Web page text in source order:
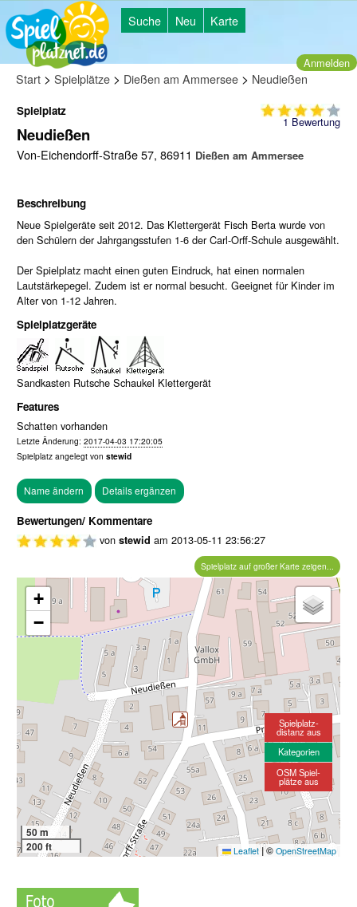
Suche Neu Karte
Anmelden
Start > Spielplätze > Dießen am Ammersee > Neudießen
1Bewertung
Spielplatz
Neudießen
Von-Eichendorff-Straße 57, 86911 Dießen am Ammersee
Beschreibung
Neue Spielgeräte seit 2012. Das Klettergerät Fisch Berta wurde von
den Schülern der Jahrgangsstufen 1-6 der Carl-Orff-Schule ausgewählt.
Der Spielplatz macht einen guten Eindruck, hat einen normalen
Lautstärkepegel. Zudem ist er normal besucht. Geeignet für Kinder im
Alter von 1-12 Jahren.
Spielplatzgeräte
Sandkasten Rutsche Schaukel Klettergerät
Features
Schatten vorhanden
Letzte Änderung: 2017-04-03 17:20:05
Spielplatz angelegt von stewid
Bewertungen/ Kommentare
von stewid am 2013-05-11 23:56:27
Spielplatz auf großer Karte zeigen...
+
−
50 m
200 ft
Leaflet |© OpenStreetMap
Spielplatz-
distanz aus
Kategorien
OSM Spiel-
plätze aus